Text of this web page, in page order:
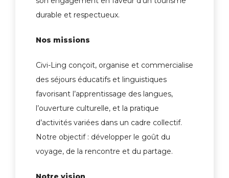
durable et respectueux.
Nos missions
Civi-Ling conçoit, organise et commercialise
des séjours éducatifs et linguistiques
favorisant l’apprentissage des langues,
l’ouverture culturelle, et la pratique
d’activités variées dans un cadre collectif.
Notre objectif : développer le goût du
voyage, de la rencontre et du partage.